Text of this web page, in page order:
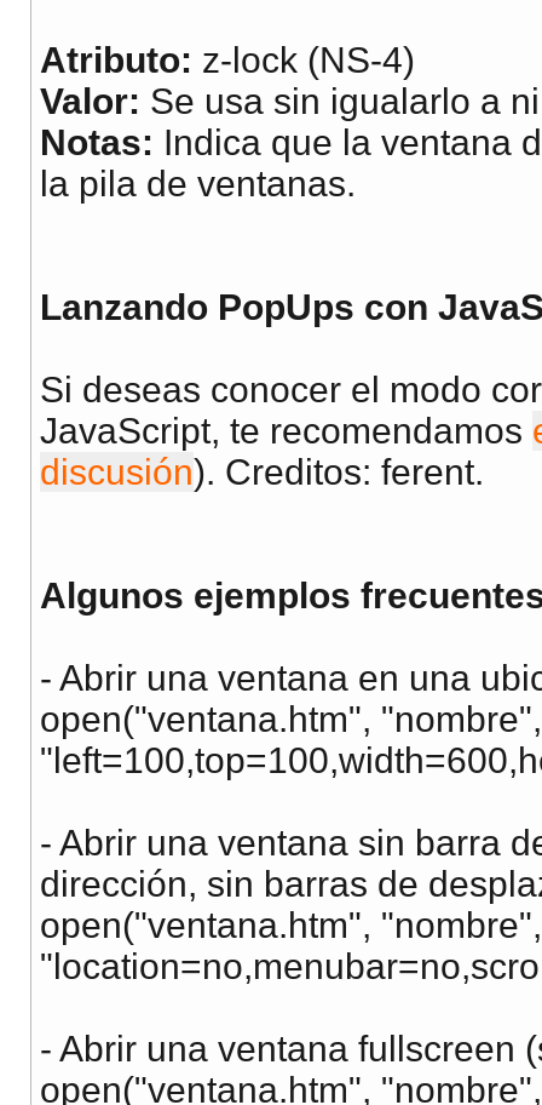
Atributo: z-lock (NS-4)
Valor: Se usa sin igualarlo a
Notas: Indica que la ventana
la pila de ventanas.
Lanzando PopUps con
Si deseas conocer el modo
JavaScript, te recomendamos
discusión). Creditos: ferent.
Algunos ejemplos
- Abrir una ventana en una
open("ventana.htm", "nombre",
- Abrir una ventana sin barra
dirección, sin barras de
open("ventana.htm", "nombre",
- Abrir una ventana fullscreen
open("ventana.htm",